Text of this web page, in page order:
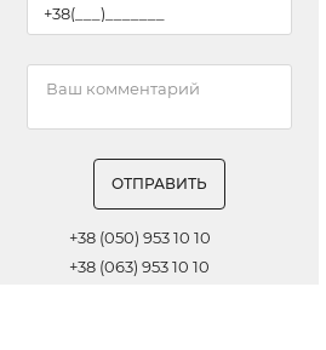
ОТПРАВИТЬ
+38 (050) 953 10 10
+38 (063) 953 10 10